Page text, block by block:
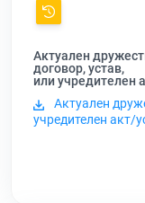
Актуален
договор, устав,
или учредителен
Актуален
учредителен акт/